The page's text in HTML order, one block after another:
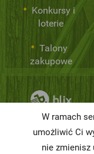
Konkursy i
loterie
Talony
zakupowe
W ramach
umożliwić Ci
nie zmienisz